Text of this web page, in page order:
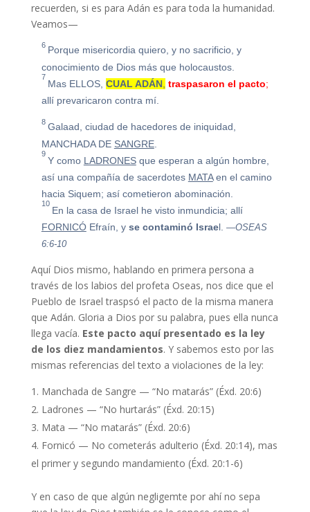
recuerden, si es para Adán es para toda la humanidad.
Veamos—
6 Porque misericordia quiero, y no sacrificio, y
conocimiento de Dios más que holocaustos.
7
Mas ELLOS, CUAL ADÁN, traspasaron el pacto;
allí prevaricaron contra mí.
8 Galaad, ciudad de hacedores de iniquidad,
MANCHADA DE SANGRE.
9
Y como LADRONESque esperan a algún hombre,
así una compañía de sacerdotes MATAen el camino
hacia Siquem; así cometieron abominación.
10
En la casa de Israel he visto inmundicia; allí
FORNICÓEfraín, y se contaminó Israel. —OSEAS
6:6-10
Aquí Dios mismo, hablando en primera persona a
través de los labios del profeta Oseas, nos dice que el
Pueblo de Israel traspsó el pacto de la misma manera
que Adán. Gloria a Dios por su palabra, pues ella nunca
llega vacía. Este pacto aquí presentado es la ley
de los diez mandamientos. Y sabemos esto por las
mismas referencias del texto a violaciones de la ley:
Manchada de Sangre — “No matarás” (Éxd. 20:6)
Ladrones — “No hurtarás” (Éxd. 20:15)
Mata — “No matarás” (Éxd. 20:6)
Fornicó — No cometerás adulterio (Éxd. 20:14), mas
el primer y segundo mandamiento (Éxd. 20:1-6)
Y en caso de que algún negligemte por ahí no sepa